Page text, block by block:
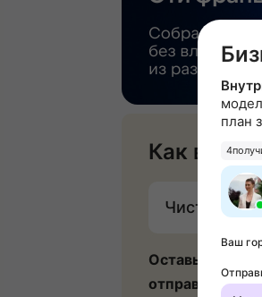
Как вы
Чистая
Оставьте
отправим всю
план
4
Ваш